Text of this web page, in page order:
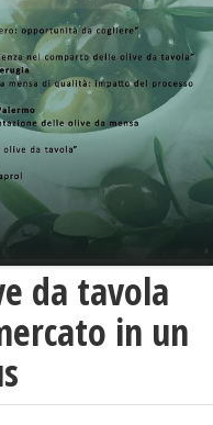
da tavola
in un